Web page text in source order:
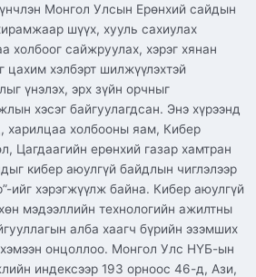
Монгол Улсын Ерөнхий сайдын
шүүх, хууль сахиулах
холбоог сайжруулах, хэрэг хянан
цахим хэлбэрт шилжүүлэхтэй
үнэлэх, эрх зүйн орчныг
хэсэг байгуулагдсан. Энэ хүрээнд
харилцаа холбооны яам, Кибер
Цагдаагийн ерөнхий газар хамтран
кибер аюулгүй байдлын чиглэлээр
ийг хэрэгжүүлж байна. Кибер аюулгүй
мэдээллийн технологийн ажилтны
алба хаагч бүрийн эзэмших
онцоллоо. Монгол Улс НҮБ-ын
индексээр 193 орноос 46-д, Ази,